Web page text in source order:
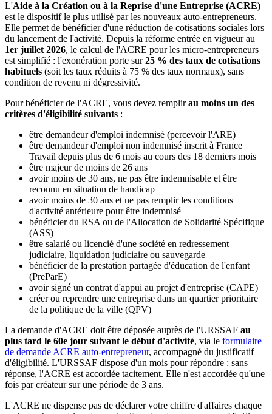
L'Aide à la Création ou à la Reprise d'une Entreprise (ACRE)
est le dispositif le plus utilisé par les nouveaux auto-entrepreneurs.
Elle permet de bénéficier d'une réduction de cotisations sociales lors
du lancement de l'activité. Depuis la réforme entrée en vigueur au
1er juillet 2026, le calcul de l'ACRE pour les micro-entrepreneurs
est simplifié : l'exonération porte sur25 % des taux de cotisations
habituels (soit les taux réduits à 75 % des taux normaux), sans
condition de revenu ni dégressivité.
Pour bénéficier de l'ACRE, vous devez remplirau moins un des
critères d'éligibilité suivants :
être demandeur d'emploi indemnisé (percevoir l'ARE)
être demandeur d'emploi non indemnisé inscrit à France
Travail depuis plus de 6 mois au cours des 18 derniers mois
être majeur de moins de 26 ans
avoir moins de 30 ans, ne pas être indemnisable et être
reconnu en situation de handicap
avoir moins de 30 ans et ne pas remplir les conditions
d'activité antérieure pour être indemnisé
bénéficier du RSA ou de l'Allocation de Solidarité Spécifique
(ASS)
être salarié ou licencié d'une société en redressement
judiciaire, liquidation judiciaire ou sauvegarde
bénéficier de la prestation partagée d'éducation de l'enfant
(PreParE)
avoir signé un contrat d'appui au projet d'entreprise (CAPE)
créer ou reprendre une entreprise dans un quartier prioritaire
de la politique de la ville (QPV)
La demande d'ACRE doit être déposée auprès de l'URSSAF au
plus tard le 60e jour suivant le début d'activité, via le formulaire
de demande ACRE auto-entrepreneur, accompagné du justificatif
d'éligibilité. L'URSSAF dispose d'un mois pour répondre : sans
réponse, l'ACRE est accordée tacitement. Elle n'est accordée qu'une
fois par créateur sur une période de 3 ans.
L'ACRE ne dispense pas de déclarer votre chiffre d'affaires chaque